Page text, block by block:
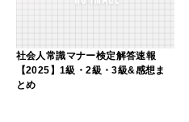
社会人常識マナー検定解答速報
【2025】1級・2級・3級&感想ま
とめ